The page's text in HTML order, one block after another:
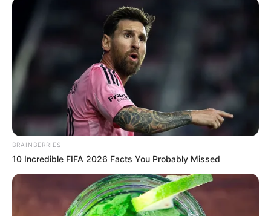
BRAINBERRIES
10 Incredible FIFA 2026 Facts You Probably Missed